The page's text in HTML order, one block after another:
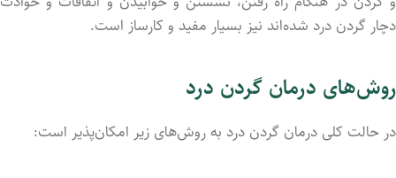
دچار گردن درد شده‌اند نیز بسیار مفید و کارساز است.
روش‌های درمان گردن درد
در حالت کلی درمان گردن درد به روش‌های زیر امکان‌پذیر است: